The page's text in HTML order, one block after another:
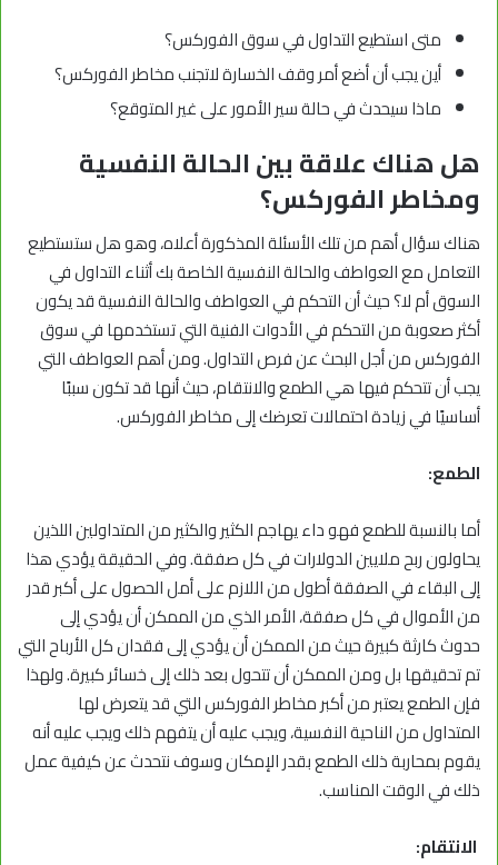
متى استطيع التداول في سوق الفوركس؟
أين يجب أن أضع أمر وقف الخسارة لاتجنب مخاطر الفوركس؟
ماذا سيحدث في حالة سير الأمور على غير المتوقع؟
هل هناك علاقة بين الحالة النفسية
ومخاطر الفوركس؟
هناك سؤال أهم من تلك الأسئلة المذكورة أعلاه، وهو هل ستستطيع
التعامل مع العواطف والحالة النفسية الخاصة بك أثناء التداول في
السوق أم لا؟ حيث أن التحكم في العواطف والحالة النفسية قد يكون
أكثر صعوبة من التحكم في الأدوات الفنية التي تستخدمها في سوق
الفوركس من أجل البحث عن فرص التداول. ومن أهم العواطف التي
يجب أن تتحكم فيها هي الطمع والانتقام، حيث أنها قد تكون سببًا
أساسيًا في زيادة احتمالات تعرضك إلى مخاطر الفوركس.
الطمع:
أما بالنسبة للطمع فهو داء يهاجم الكثير والكثير من المتداولين اللذين
يحاولون ربح ملايين الدولارات في كل صفقة. وفي الحقيقة يؤدي هذا
إلى البقاء في الصفقة أطول من اللازم على أمل الحصول على أكبر قدر
من الأموال في كل صفقة، الأمر الذي من الممكن أن يؤدي إلى
حدوث كارثة كبيرة حيث من الممكن أن يؤدي إلى فقدان كل الأرباح التي
تم تحقيقها بل ومن الممكن أن تتحول بعد ذلك إلى خسائر كبيرة. ولهذا
فإن الطمع يعتبر من أكبر مخاطر الفوركس التي قد يتعرض لها
المتداول من الناحية النفسية، ويجب عليه أن يتفهم ذلك ويجب عليه أنه
يقوم بمحاربة ذلك الطمع بقدر الإمكان وسوف نتحدث عن كيفية عمل
ذلك في الوقت المناسب.
الانتقام: